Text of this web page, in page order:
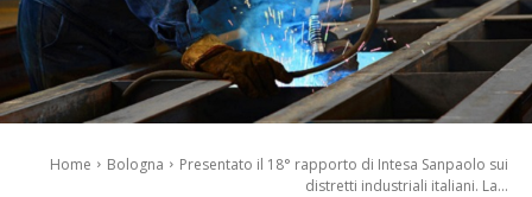
Home Bologna
Presentato il 18° rapporto di Intesa Sanpaolo sui
distretti industriali italiani. La...